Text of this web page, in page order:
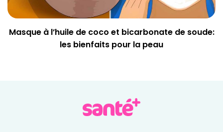
Masque à l’huile de coco et bicarbonate de soude:
les bienfaits pour la peau